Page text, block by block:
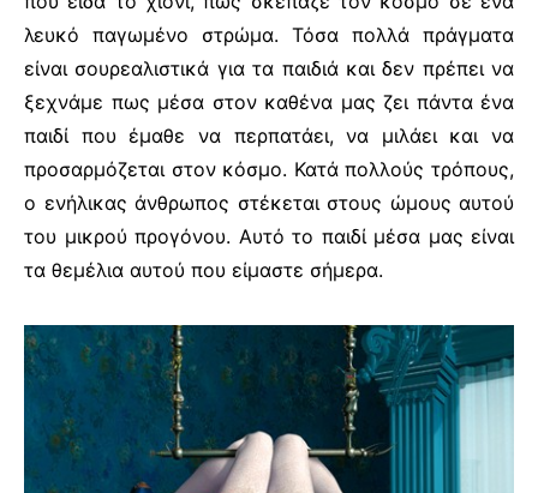
λευκό παγωμένο στρώμα. Τόσα πολλά πράγματα
είναι σουρεαλιστικά για τα παιδιά και δεν πρέπει να
ξεχνάμε πως μέσα στον καθένα μας ζει πάντα ένα
παιδί που έμαθε να περπατάει, να μιλάει και να
προσαρμόζεται στον κόσμο. Κατά πολλούς τρόπους,
ο ενήλικας άνθρωπος στέκεται στους ώμους αυτού
του μικρού προγόνου. Αυτό το παιδί μέσα μας είναι
τα θεμέλια αυτού που είμαστε σήμερα.